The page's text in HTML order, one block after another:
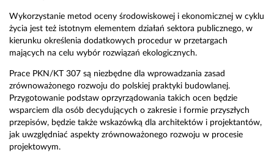
Wykorzystanie metod oceny środowiskowej i ekonomicznej w cyklu
życia jest też istotnym elementem działań sektora publicznego, w
kierunku określenia dodatkowych procedur w przetargach
mających na celu wybór rozwiązań ekologicznych.
Prace PKN/KT 307 są niezbędne dla wprowadzania zasad
zrównoważonego rozwoju do polskiej praktyki budowlanej.
Przygotowanie podstaw oprzyrządowania takich ocen będzie
wsparciem dla osób decydujących o zakresie i formie przyszłych
przepisów, będzie także wskazówką dla architektów i projektantów,
jak uwzględniać aspekty zrównoważonego rozwoju w procesie
projektowym.